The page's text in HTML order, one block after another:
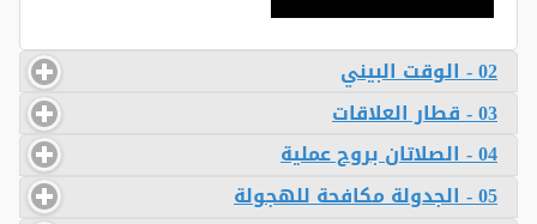
02 - الوقت البيني
03 - قطار العلاقات
04 - الصلاتان بروح عملية
05 - الجدولة مكافحة للهجولة